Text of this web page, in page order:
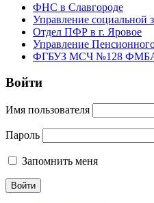
ФНС в Славгороде
Управление социальной
Отдел ПФР в г. Яровое
Управление
ФГБУЗ МСЧ №128
Войти
Имя пользователя
Пароль
Запомнить меня